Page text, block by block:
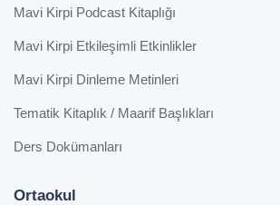
Mavi Kirpi Podcast Kitaplığı
Mavi Kirpi Etkileşimli Etkinlikler
Mavi Kirpi Dinleme Metinleri
Tematik Kitaplık / Maarif Başlıkları
Ders Dokümanları
Ortaokul